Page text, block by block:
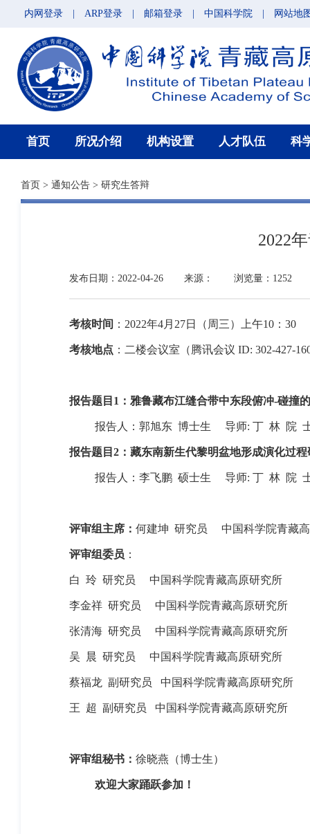
内网登录 ARP登录 邮箱登录 中国科学院 网站地
首页 所况介绍 机构设置 人才队伍 科
首页 > 通知公告 > 研究生答辩
2022
发布日期：2022-04-26 来源： 浏览量：1252
考核时间 ： 2022年4月 27日（周三）上午10 ： 30
考核地点 ：二楼会议室（腾讯会议 ID: 302-427-
报告题目 1 ：雅鲁藏布江缝合带中东段俯冲-碰撞
报告人：郭旭东 博士生 导师:丁 林 院
报告题目 2 ：藏东南新生代黎明盆地形成演化过
报告人：李飞鹏 硕士生 导师:丁 林 院
评审组主席： 何建坤 研究员 中国科学院青藏
评审组委员 ：
白 玲 研究员 中国科学院青藏高原研究所
李金祥 研究员 中国科学院青藏高原研究所
张清海 研究员 中国科学院青藏高原研究所
吴 晨 研究员 中国科学院青藏高原研究所
蔡福龙 副研究员 中国科学院青藏高原研究所
王 超 副研究员 中国科学院青藏高原研究所
评审组秘书： 徐晓燕（博士生）
欢迎大家踊跃参加！